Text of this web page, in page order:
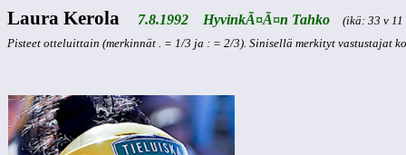
Laura Kerola 7.8.1992 HyvinkÃ¤Ã¤n Tahko
(ikä: 33 v 11
Pisteet otteluittain (merkinnät . = 1/3 ja : = 2/3). Sinisellä merkityt vastustajat